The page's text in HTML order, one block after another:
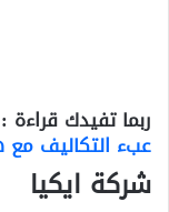
ربما تفيدك قراءة :
عبء التكاليف مع
شركة ايكيا